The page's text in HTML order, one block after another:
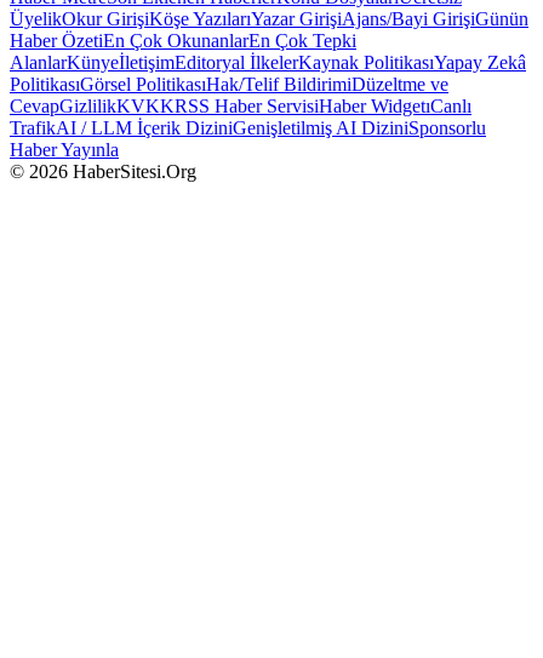
ÜyelikOkur GirişiKöşe YazılarıYazar GirişiAjans/Bayi GirişiGünün
Haber ÖzetiEn Çok OkunanlarEn Çok Tepki
AlanlarKünyeİletişimEditoryal İlkelerKaynak PolitikasıYapay Zekâ
PolitikasıGörsel PolitikasıHak/Telif BildirimiDüzeltme ve
CevapGizlilikKVKKRSS Haber ServisiHaber WidgetıCanlı
TrafikAI / LLM İçerik DiziniGenişletilmiş AI DiziniSponsorlu
Haber Yayınla
© 2026 HaberSitesi.Org